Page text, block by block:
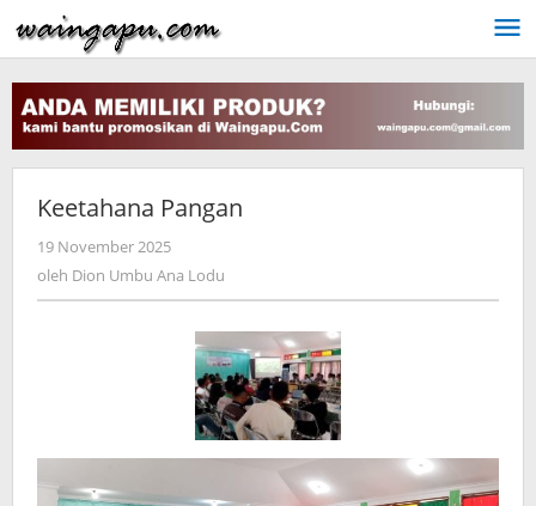
ke
konten
Keetahana Pangan
19 November 2025
Dion
Lodu
oleh Dion Umbu Ana Lodu